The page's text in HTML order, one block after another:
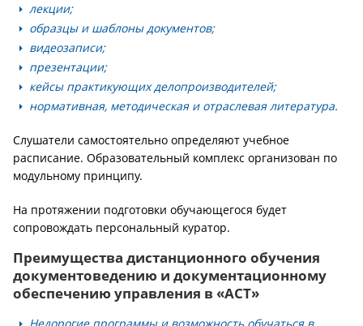
лекции;
образцы и шаблоны документов;
видеозаписи;
презентации;
кейсы практикующих делопроизводителей;
нормативная, методическая и отраслевая литература.
Слушатели самостоятельно определяют учебное
расписание. Образовательный комплекс организован по
модульному принципу.
На протяжении подготовки обучающегося будет
сопровождать персональный куратор.
Преимущества дистанционного обучения
документоведению и документационному
обеспечению управления в «АСТ»